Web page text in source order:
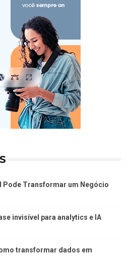
Pode Transformar um Negócio
invisível para analytics e IA
transformar dados em